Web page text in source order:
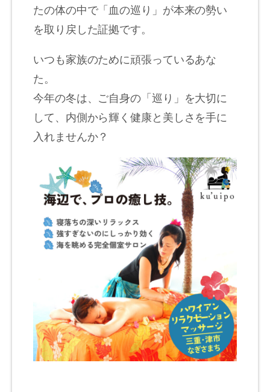
たの体の中で「血の巡り」が本来の勢い
を取り戻した証拠です。
いつも家族のために頑張っているあな
た。
今年の冬は、ご自身の「巡り」を大切に
して、内側から輝く健康と美しさを手に
入れませんか？